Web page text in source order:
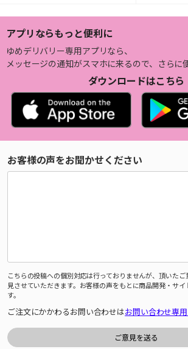
アプリならもっと便利に
ゆめデリバリー専用アプリなら、
メッセージの通知がスマホに来るので、さらに
ダウンロードはこちら
お客様の声をお聞かせください
こちらの投稿への個別対応は行っておりませんが、頂いた
見させていただきます。お客様の声をもとに商品開発・サイ
す。
ご注文にかかわるお問い合わせはお問い合わせ専